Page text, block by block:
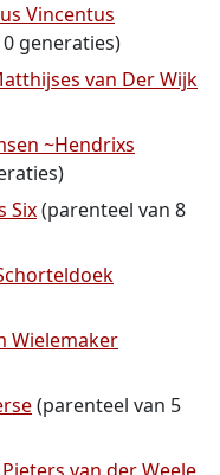
Vincentus
generaties)
van Der Wijk
~Hendrixs
Six(parenteel van 8
Wielemaker
(parenteel van 5